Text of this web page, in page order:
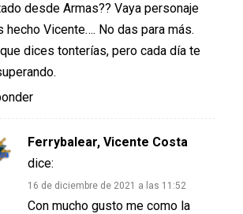
desde Armas?? Vaya personaje
hecho Vicente…. No das para más.
dices tonterías, pero cada día te
Ferrybalear, Vicente Costa
dice:
16 de diciembre de 2021 a las 11:52
Con mucho gusto me como la